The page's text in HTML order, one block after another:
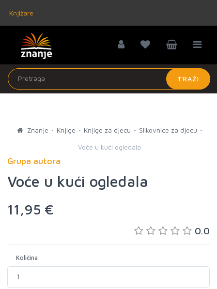
Knjižare
TRAŽI
Znanje Knjige Knjige za djecu Slikovnice za djecu
Voće u kući ogledala
Grupa autora
Voće u kući ogledala
11,95 €
0.0
Količina